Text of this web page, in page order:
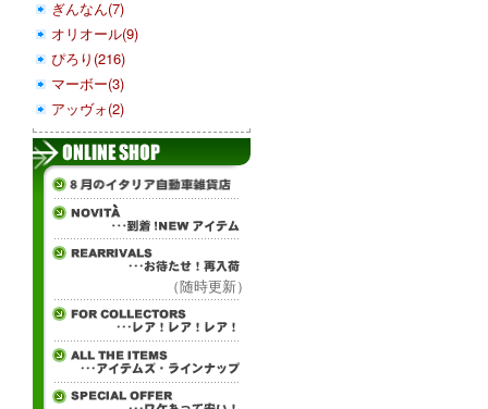
ぎんなん(7)
オリオール(9)
ぴろり(216)
マーボー(3)
アッヴォ(2)
（随時更新）